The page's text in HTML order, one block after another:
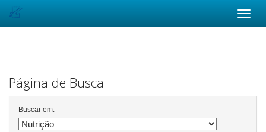
Página de Busca
Buscar em: